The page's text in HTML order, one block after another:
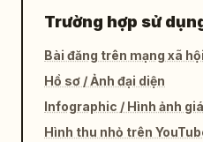
Trường hợp sử
Bài đăng trên mạng xã hội
Hồ sơ / Ảnh đại diện
Infographic / Hình ảnh
Hình thu nhỏ trên